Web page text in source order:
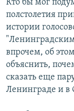
Кто бы мог
полстолетия
истории
впрочем, об
объяснить,
сказать еще
Ленинграде и в